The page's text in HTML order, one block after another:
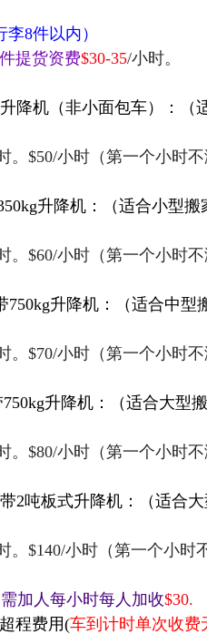
李8件以内）
提货资费$30-35/小时。
降机（非小面包车）：
。$50/小时（第一个小时不
升降机： （适合小型搬
。$60/小时（第一个小时不
升降机： （适合中型
。$70/小时（第一个小时不
升降机： （适合大型
。$80/小时（第一个小时不
2吨板式升降机： （适合
。$140/小时（第一个小时
加人每小时每人加收$30.
程费用(车到计时单次收费